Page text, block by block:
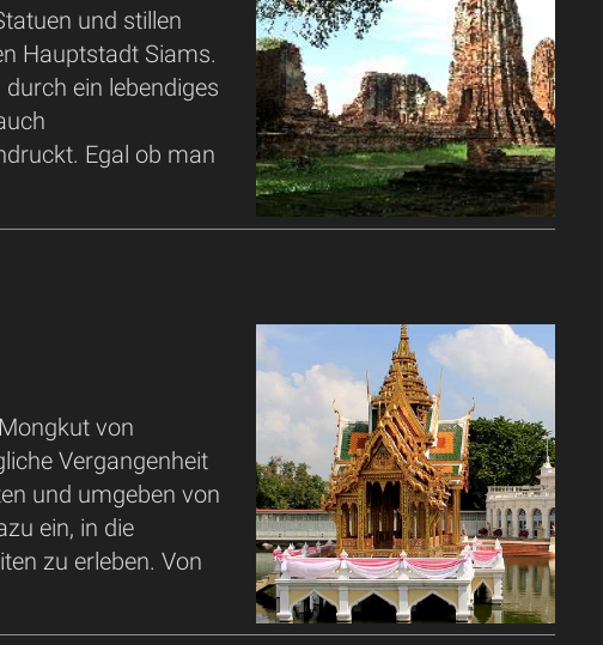
und stillen
Hauptstadt Siams.
ein lebendiges
Egal ob man
von
Vergangenheit
und umgeben von
ein, in die
zu erleben. Von